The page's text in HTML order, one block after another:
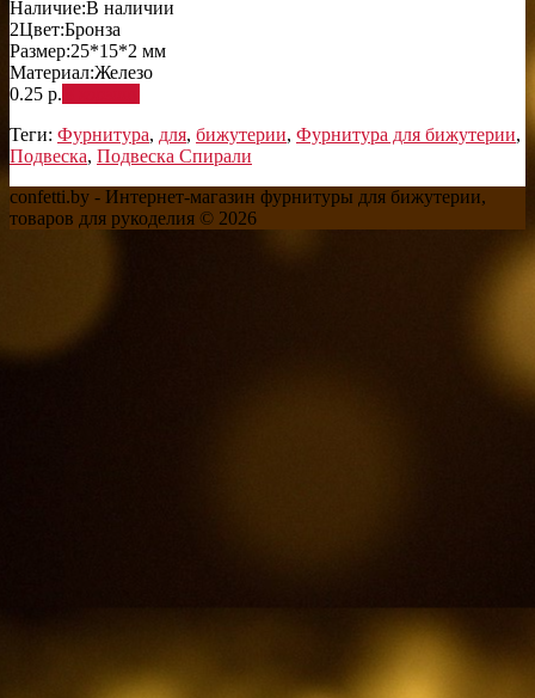
Наличие:В наличии
2Цвет:Бронза
Размер:25*15*2 мм
Материал:Железо
0.25 р.
Теги: Фурнитура, для, бижутерии, Фурнитура для бижутерии,
Подвеска, Подвеска Спирали
confetti.by - Интернет-магазин фурнитуры для бижутерии,
товаров для рукоделия © 2026